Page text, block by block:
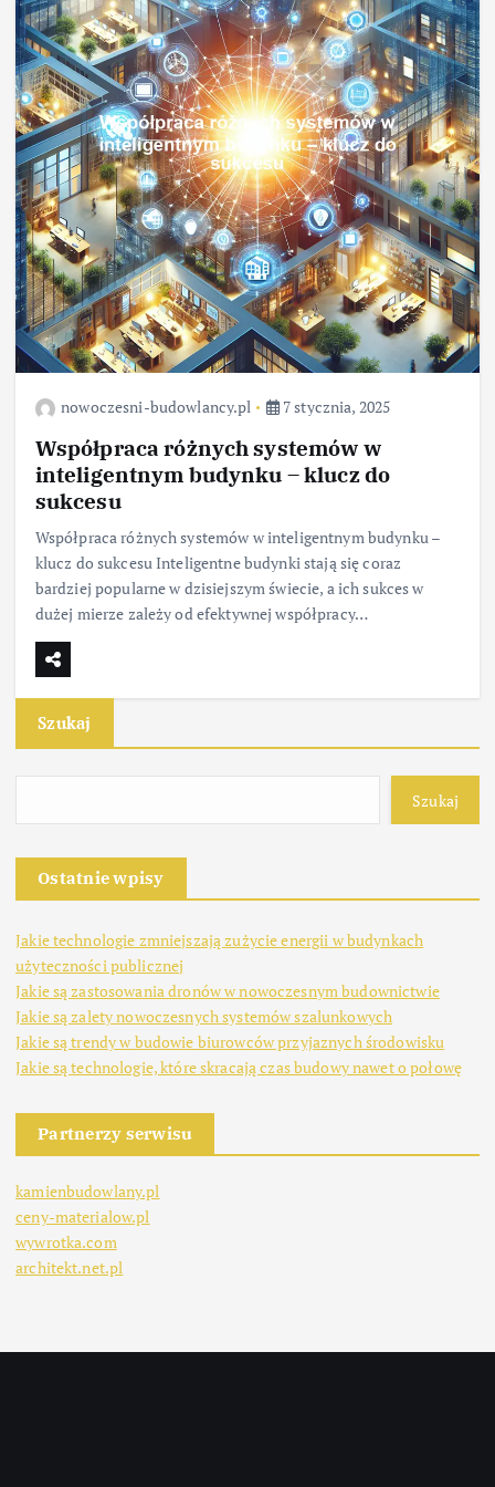
nowoczesni-budowlancy.pl 7 stycznia, 2025
Współpraca różnych systemów w
inteligentnym budynku – klucz do
sukcesu
Współpraca różnych systemów w inteligentnym budynku –
klucz do sukcesu Inteligentne budynki stają się coraz
bardziej popularne w dzisiejszym świecie, a ich sukces w
dużej mierze zależy od efektywnej współpracy…
Szukaj
Szukaj
Ostatnie wpisy
Jakie technologie zmniejszają zużycie energii w budynkach
użyteczności publicznej
Jakie są zastosowania dronów w nowoczesnym budownictwie
Jakie są zalety nowoczesnych systemów szalunkowych
Jakie są trendy w budowie biurowców przyjaznych środowisku
Jakie są technologie, które skracają czas budowy nawet o połowę
Partnerzy serwisu
kamienbudowlany.pl
ceny-materialow.pl
wywrotka.com
architekt.net.pl